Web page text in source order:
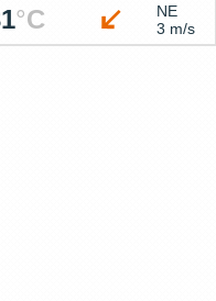
°C
NE
3 m/s